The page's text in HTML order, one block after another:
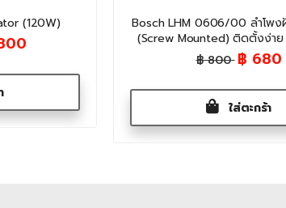
(120W)
Bosch LHM 0606/00 ลำโพ
(Screw Mounted) ติดตั้งง่า
฿ 800 ฿ 680
ใส่ตะกร้า